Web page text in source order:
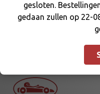
9
Artikelnummer:36260
OVERBRENGING
Wij zijn ivm vakantie
2026 gesloten.
worden gedaan
behandeling worden
gesloten.
gedaan zullen op 22-